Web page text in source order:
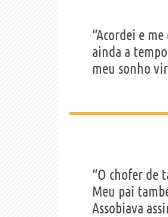
“Acordei e
ainda a
meu sonho
“O chofer de
Meu pai
Assobiava